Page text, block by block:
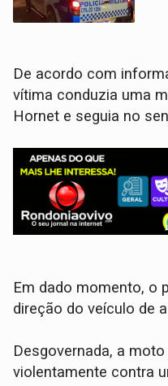
​De acordo com
vítima conduzia uma
Hornet e seguia no
Em dado momento, o
direção do veículo de
​Desgovernada, a
violentamente contra